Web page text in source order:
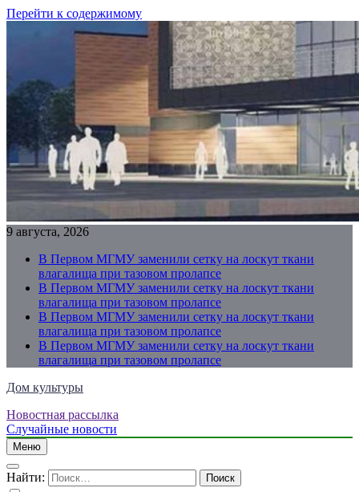
Перейти к содержимому
9 августа, 2026
В Первом МГМУ заменили сетку на лоскут ткани
влагалища при тазовом пролапсе
В Первом МГМУ заменили сетку на лоскут ткани
влагалища при тазовом пролапсе
В Первом МГМУ заменили сетку на лоскут ткани
влагалища при тазовом пролапсе
В Первом МГМУ заменили сетку на лоскут ткани
влагалища при тазовом пролапсе
Дом культуры
Just another WordPress site
Новостная рассылка
Случайные новости
Меню
Найти: